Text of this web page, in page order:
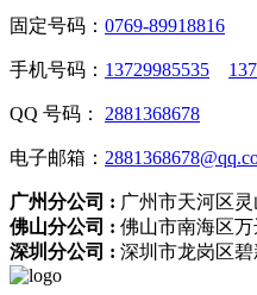
固定号码： 0769-89918816
手机号码： 13729985535
QQ 号码： 2881368678
电子邮箱：
广州分公司 : 广州市天河区
佛山分公司 : 佛山市南海区万
深圳分公司 : 深圳市龙岗区碧